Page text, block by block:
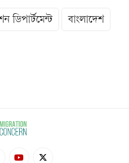
ডিপার্টমেন্ট বাংলাদেশ